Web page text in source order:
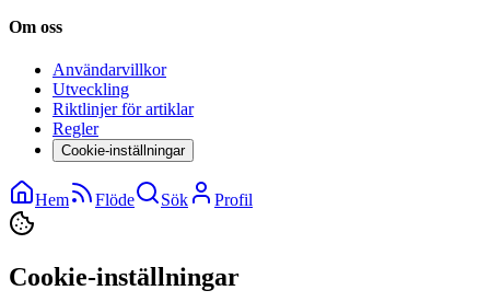
Om oss
Användarvillkor
Utveckling
Riktlinjer för artiklar
Regler
Cookie-inställningar
Hem Flöde Sök Profil
Cookie-inställningar